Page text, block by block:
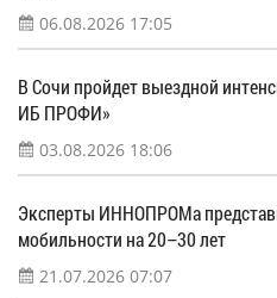
06.08.2026 17:05
В Сочи пройдет выездной
ИБ ПРОФИ»
03.08.2026 18:06
Эксперты ИННОПРОМа
мобильности на 20–30 лет
21.07.2026 07:07